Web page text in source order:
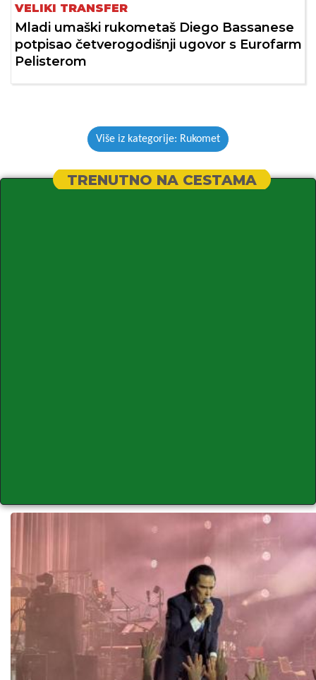
VELIKI TRANSFER
Mladi umaški rukometaš Diego Bassanese
potpisao četverogodišnji ugovor s Eurofarm
Pelisterom
Više iz kategorije: Rukomet
TRENUTNO NA CESTAMA